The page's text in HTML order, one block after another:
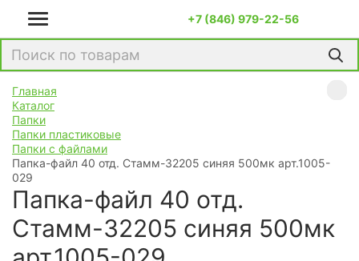
+7 (846) 979-22-56
Главная
Каталог
Папки
Папки пластиковые
Папки с файлами
Папка-файл 40 отд. Стамм-32205 синяя 500мк арт.1005-
029
Папка-файл 40 отд.
Стамм-32205 синяя 500мк